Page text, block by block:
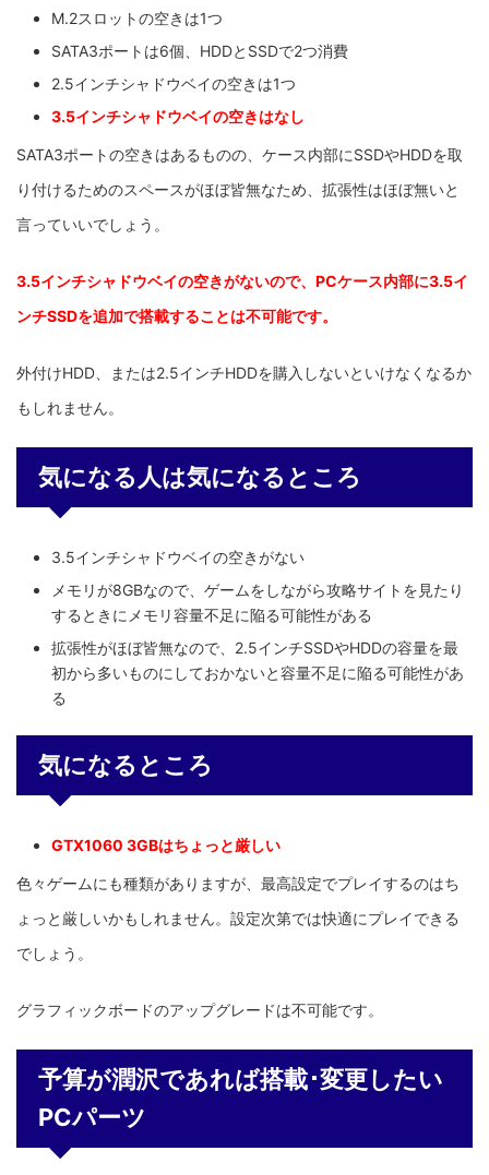
M.2スロットの空きは1つ
SATA3ポートは6個、HDDとSSDで2つ消費
2.5インチシャドウベイの空きは1つ
3.5インチシャドウベイの空きはなし
SATA3ポートの空きはあるものの、ケース内部にSSDやHDDを取
り付けるためのスペースがほぼ皆無なため、拡張性はほぼ無いと
言っていいでしょう。
3.5インチシャドウベイの空きがないので、PCケース内部に3.5イ
ンチSSDを追加で搭載することは不可能です。
外付けHDD、または2.5インチHDDを購入しないといけなくなるか
もしれません。
気になる人は気になるところ
3.5インチシャドウベイの空きがない
メモリが8GBなので、ゲームをしながら攻略サイトを見たり
するときにメモリ容量不足に陥る可能性がある
拡張性がほぼ皆無なので、2.5インチSSDやHDDの容量を最
初から多いものにしておかないと容量不足に陥る可能性があ
る
気になるところ
GTX1060 3GBはちょっと厳しい
色々ゲームにも種類がありますが、最高設定でプレイするのはち
ょっと厳しいかもしれません。設定次第では快適にプレイできる
でしょう。
グラフィックボードのアップグレードは不可能です。
予算が潤沢であれば搭載･変更したい
PCパーツ